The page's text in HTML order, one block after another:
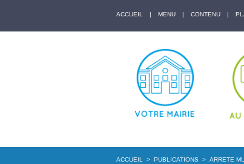
ACCUEIL | MENU | CONTENU |
ACCUEIL > PUBLICATIONS > ARRETE